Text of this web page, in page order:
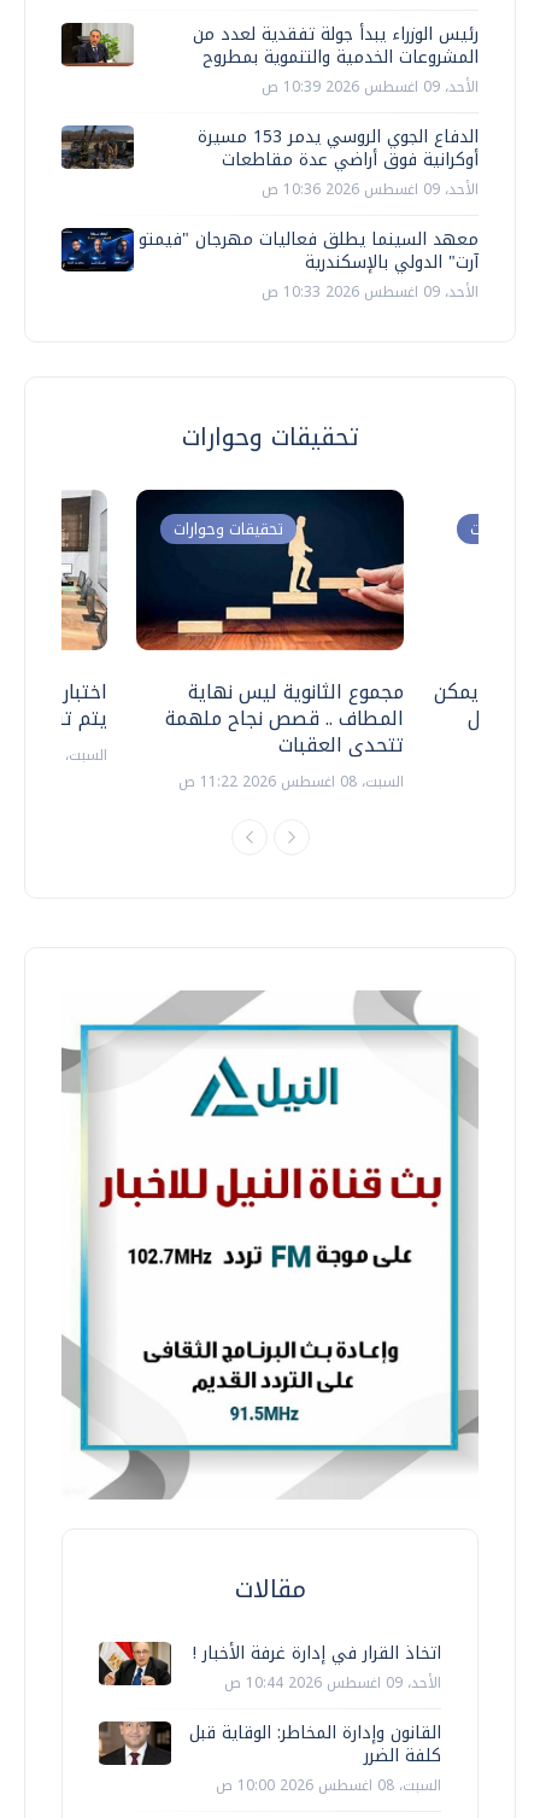
رئيس الوزراء يبدأ جولة تفقدية لعدد من
المشروعات الخدمية والتنموية بمطروح
الأحد، 09 اغسطس 2026 10:39 ص
الدفاع الجوي الروسي يدمر 153 مسيرة
أوكرانية فوق أراضي عدة مقاطعات
الأحد، 09 اغسطس 2026 10:36 ص
معهد السينما يطلق فعاليات مهرجان "فيمتو
آرت" الدولي بالإسكندرية
الأحد، 09 اغسطس 2026 10:33 ص
تحقيقات وحوارات
اختبارات
يتم
السبت، 18 يوليو 2026 09:22 ص
تحقيقات وحوارات
مجموع الثانوية ليس نهاية
المطاف .. قصص نجاح ملهمة
تتحدى العقبات
السبت، 08 اغسطس 2026 11:22 ص
وحوارات
.. هل يمكن
نتعامل
مقالات
اتخاذ القرار في إدارة غرفة الأخبار !
الأحد، 09 اغسطس 2026 10:44 ص
القانون وإدارة المخاطر: الوقاية قبل
كلفة الضرر
السبت، 08 اغسطس 2026 10:00 ص